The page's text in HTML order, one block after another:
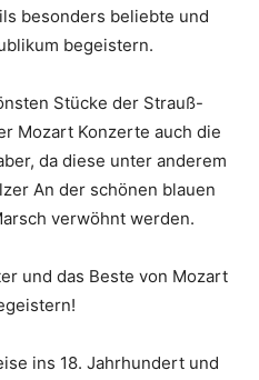
besonders beliebte und
begeistern.
Stücke der Strauß-
Mozart Konzerte auch die
da diese unter anderem
An der schönen blauen
verwöhnt werden.
und das Beste von Mozart
ins 18. Jahrhundert und